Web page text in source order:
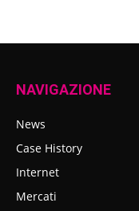
NAVIGAZIONE
News
Case History
Internet
Mercati